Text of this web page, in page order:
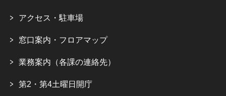
アクセス・駐車場
窓口案内・フロアマップ
業務案内（各課の連絡先）
第2・第4土曜日開庁